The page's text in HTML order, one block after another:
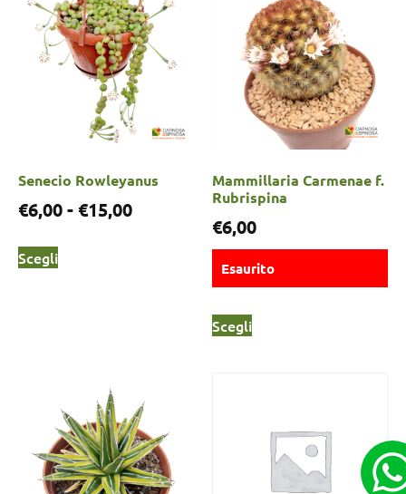
Senecio Rowleyanus
€6,00- €15,00
Scegli
Mammillaria Carmenae f.
Rubrispina
€6,00
Esaurito
Scegli